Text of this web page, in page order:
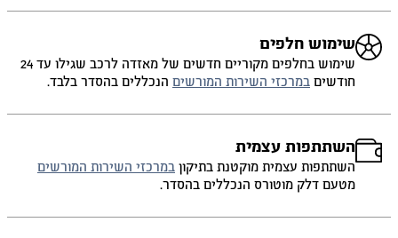
שימוש חלפים
שימוש בחלפים מקוריים חדשים של מאזדה לרכב שגילו עד 24
חודשיםבמרכזי השירות המורשיםהנכללים בהסדר בלבד.
השתתפות עצמית
השתתפות עצמית מוקטנת בתיקוןבמרכזי השירות המורשים
מטעם דלק מוטורס הנכללים בהסדר.